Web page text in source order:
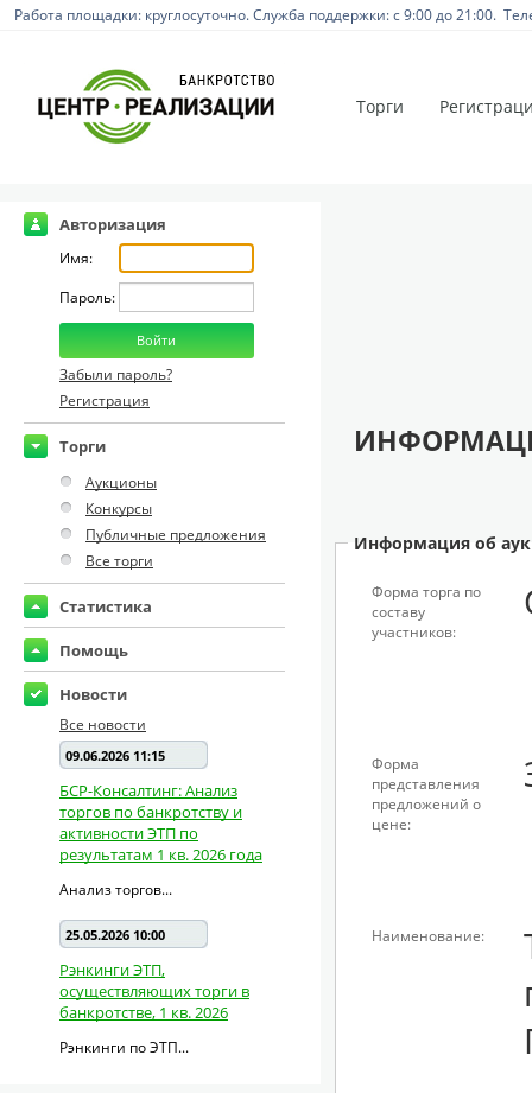
Работа площадки: круглосуточно. Служба поддержки: с 9:00 до 21:00.
Торги
Авторизация
Имя:
Пароль:
Забыли пароль?
Регистрация
Торги
Аукционы
Конкурсы
Публичные предложения
Все торги
Статистика
Помощь
Новости
Все новости
09.06.2026 11:15
БСР-Консалтинг: Анализ
торгов по банкротству и
активности ЭТП по
результатам 1 кв. 2026 года
Анализ торгов...
25.05.2026 10:00
Рэнкинги ЭТП,
осуществляющих торги в
банкротстве, 1 кв. 2026
Рэнкинги по ЭТП...
Информация об
Форма торга по
составу
участников:
Форма
представления
предложений о
цене:
Наименование: